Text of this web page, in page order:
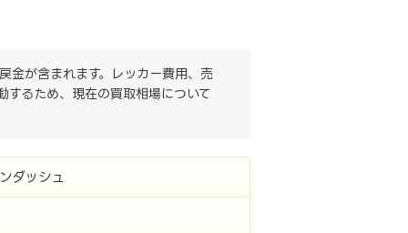
金が含まれます。レッカー費用、売
するため、現在の買取相場について
ダッシュ